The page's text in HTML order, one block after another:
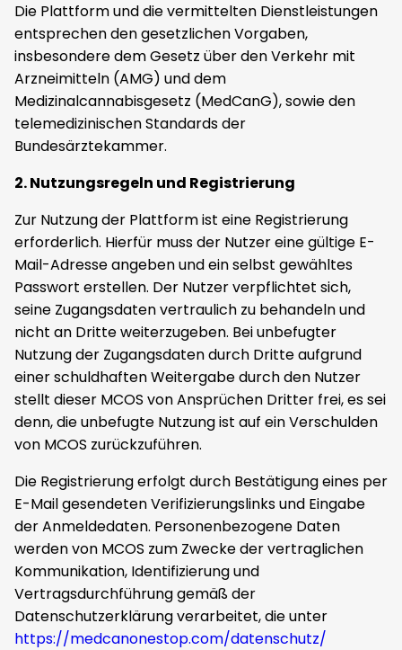
Die Plattform und die vermittelten Dienstleistungen
entsprechen den gesetzlichen Vorgaben,
insbesondere dem Gesetz über den Verkehr mit
Arzneimitteln (AMG) und dem
Medizinalcannabisgesetz (MedCanG), sowie den
telemedizinischen Standards der
Bundesärztekammer.
2. Nutzungsregeln und Registrierung
Zur Nutzung der Plattform ist eine Registrierung
erforderlich. Hierfür muss der Nutzer eine gültige E-
Mail-Adresse angeben und ein selbst gewähltes
Passwort erstellen. Der Nutzer verpflichtet sich,
seine Zugangsdaten vertraulich zu behandeln und
nicht an Dritte weiterzugeben. Bei unbefugter
Nutzung der Zugangsdaten durch Dritte aufgrund
einer schuldhaften Weitergabe durch den Nutzer
stellt dieser MCOS von Ansprüchen Dritter frei, es sei
denn, die unbefugte Nutzung ist auf ein Verschulden
von MCOS zurückzuführen.
Die Registrierung erfolgt durch Bestätigung eines per
E-Mail gesendeten Verifizierungslinks und Eingabe
der Anmeldedaten. Personenbezogene Daten
werden von MCOS zum Zwecke der vertraglichen
Kommunikation, Identifizierung und
Vertragsdurchführung gemäß der
Datenschutzerklärung verarbeitet, die unter
https://medcanonestop.com/datenschutz/